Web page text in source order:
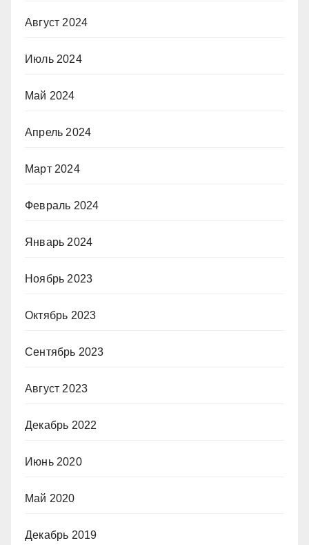
Август 2024
Июль 2024
Май 2024
Апрель 2024
Март 2024
Февраль 2024
Январь 2024
Ноябрь 2023
Октябрь 2023
Сентябрь 2023
Август 2023
Декабрь 2022
Июнь 2020
Май 2020
Декабрь 2019